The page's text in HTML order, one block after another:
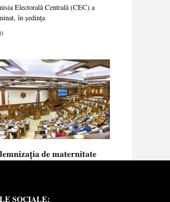
Electorală Centrală (CEC) a
în ședința
0
de maternitate
SOCIALE: